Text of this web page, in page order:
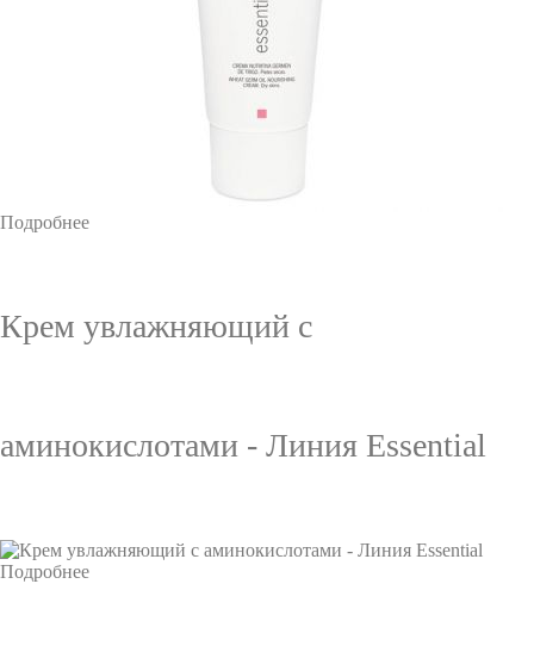
Подробнее
Крем увлажняющий с
аминокислотами - Линия Essential
Подробнее